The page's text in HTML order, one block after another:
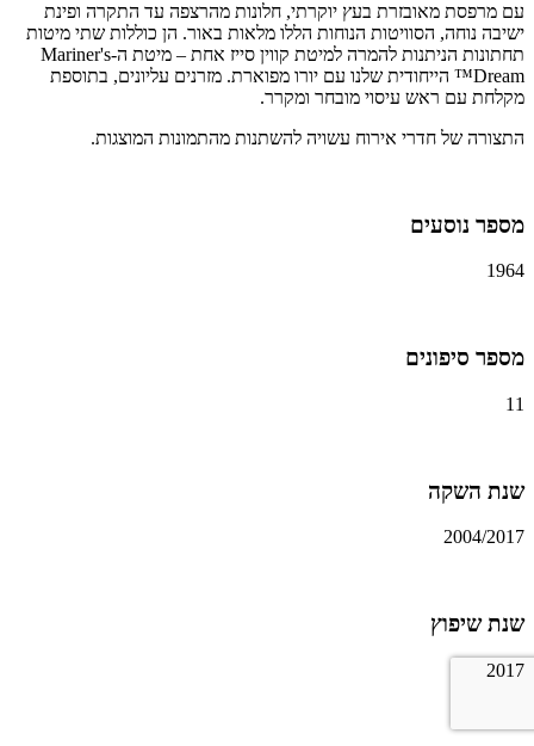
עם מרפסת מאובזרת בעץ יוקרתי, חלונות מהרצפה עד התקרה ופינת
ישיבה נוחה, הסוויטות הנוחות הללו מלאות באור. הן כוללות שתי מיטות
תחתונות הניתנות להמרה למיטת קווין סייז אחת – מיטת ה-Mariner's
Dream™ הייחודית שלנו עם יורו מפוארת. מזרנים עליונים, בתוספת
מקלחת עם ראש עיסוי מובחר ומקרר.
התצורה של חדרי אירוח עשויה להשתנות מהתמונות המוצגות.
מספר נוסעים
1964
מספר סיפונים
11
שנת השקה
2004/2017
שנת שיפוץ
2017